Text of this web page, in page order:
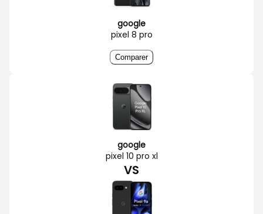
google
pixel 8 pro
Comparer
google
pixel 10 pro xl
VS